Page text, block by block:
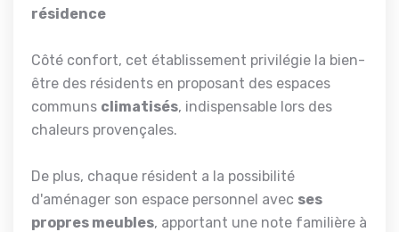
résidence
Côté confort, cet établissement privilégie la bien-
être des résidents en proposant des espaces
communs climatisés, indispensable lors des
chaleurs provençales.
De plus, chaque résident a la possibilité
d'aménager son espace personnel avec ses
propres meubles, apportant une note familière à